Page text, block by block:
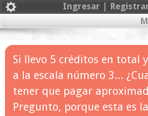
Ingresar |
Si llevo 5 créditos en total
a la escala número 3...
tener que pagar
Pregunto, porque esta es